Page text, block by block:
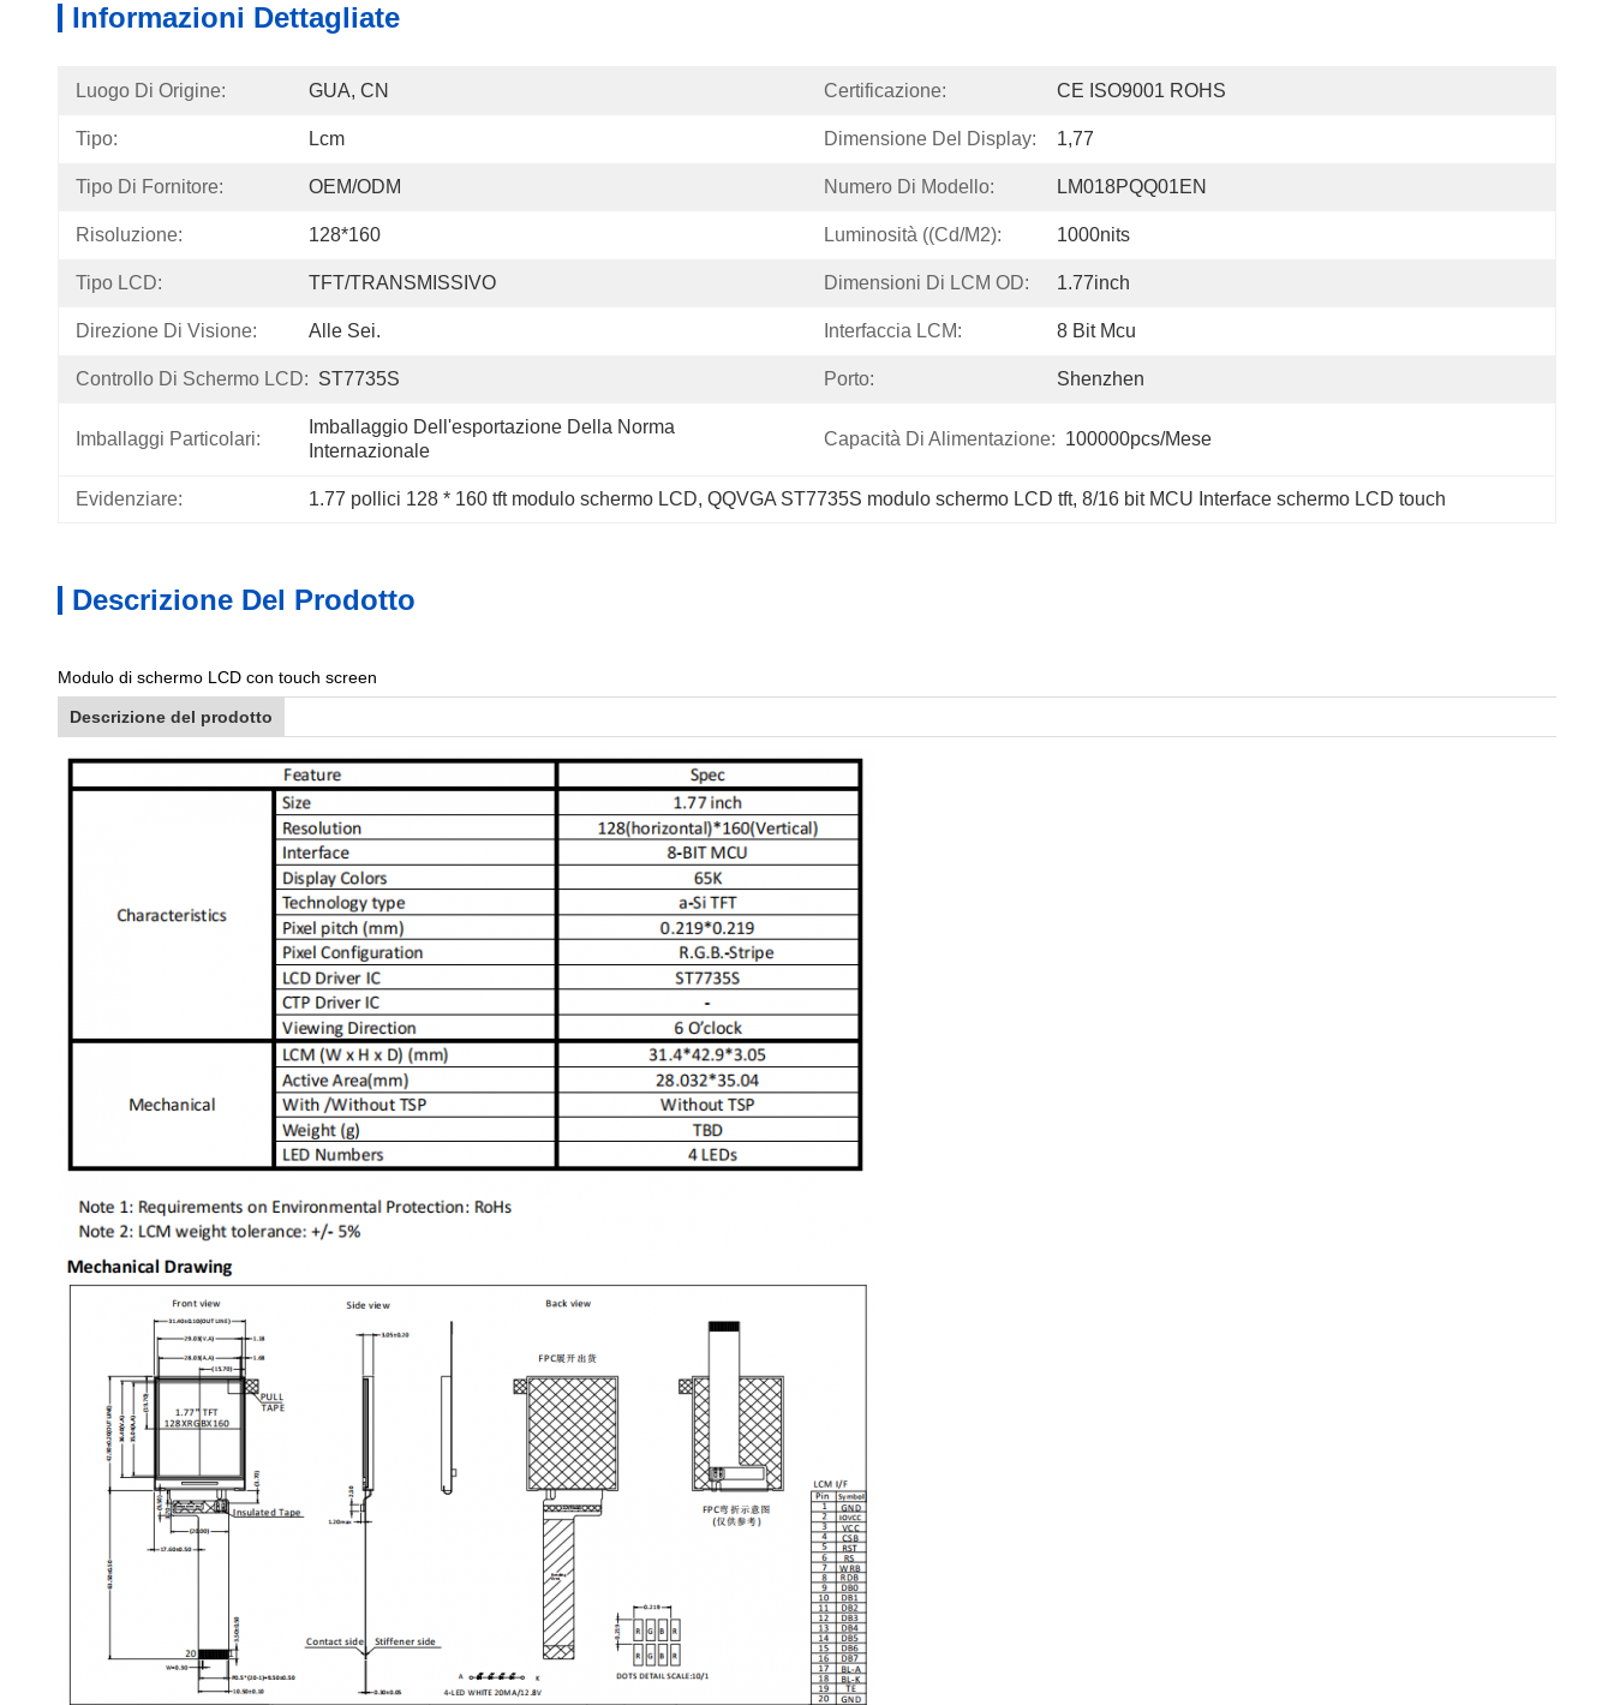
Informazioni Dettagliate
Luogo Di Origine: GUA, CN Certificazione: CE ISO9001 ROHS
Tipo: Lcm Dimensione Del Display: 1,77
Tipo Di Fornitore: OEM/ODM Numero Di Modello: LM018PQQ01EN
Risoluzione: 128*160 Luminosità ((cd/m2): 1000nits
Tipo LCD: TFT/TRANSMISSIVO Dimensioni Di LCM OD: 1.77inch
Direzione Di Visione: Alle Sei. Interfaccia LCM: 8 Bit Mcu
Controllo Di Schermo LCD: ST7735S Porto: Shenzhen
Imballaggi Particolari:
Imballaggio Dell'esportazione Della Norma
Internazionale
Capacità Di Alimentazione: 100000pcs/mese
Evidenziare: 1.77 pollici 128 * 160 tft modulo schermo LCD, QQVGA ST7735S modulo schermo LCD tft, 8/16 bit MCU Interface schermo LCD touch
Descrizione Del Prodotto
Modulo di schermo LCD con touch screen
Descrizione del prodotto